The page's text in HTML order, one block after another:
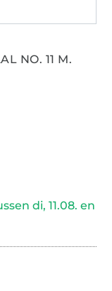
NO. 11 M.
di, 11.08. en